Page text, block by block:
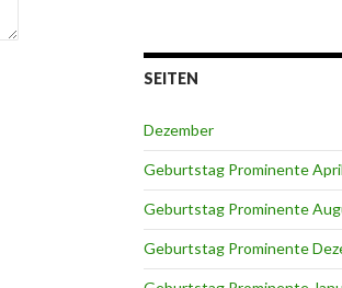
SEITEN
Dezember
Geburtstag Prominente April
Geburtstag Prominente
Geburtstag Prominente